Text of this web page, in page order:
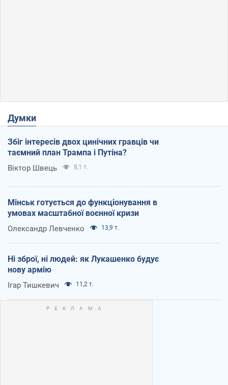
Думки
Збіг інтересів двох цинічних гравців чи
таємний план Трампа і Путіна?
Віктор Швець 8,1 т.
Мінськ готується до функціонування в
умовах масштабної воєнної кризи
Олександр Левченко 13,9 т.
Ні зброї, ні людей: як Лукашенко будує
нову армію
Ігар Тишкевич 11,2 т.